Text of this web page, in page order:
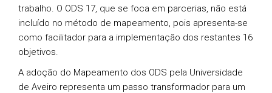
trabalho. O ODS 17, que se foca em parcerias, não está
incluído no método de mapeamento, pois apresenta-se
como facilitador para a implementação dos restantes 16
objetivos.
A adoção do Mapeamento dos ODS pela Universidade
de Aveiro representa um passo transformador para um